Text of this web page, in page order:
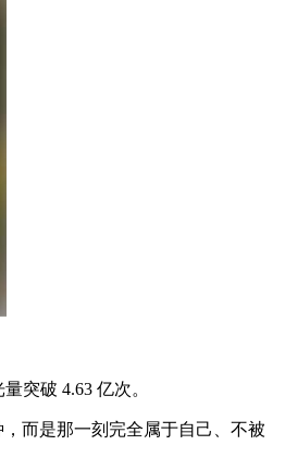
突破 4.63 亿次。
而是那一刻完全属于自己、不被